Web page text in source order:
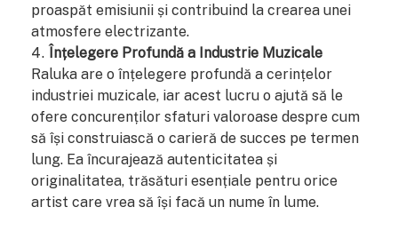
proaspăt emisiunii și contribuind la crearea unei
atmosfere electrizante.
Înțelegere Profundă a Industrie Muzicale
Raluka are o înțelegere profundă a cerințelor
industriei muzicale, iar acest lucru o ajută să le
ofere concurenților sfaturi valoroase despre cum
să își construiască o carieră de succes pe termen
lung. Ea încurajează autenticitatea și
originalitatea, trăsături esențiale pentru orice
artist care vrea să își facă un nume în lume.